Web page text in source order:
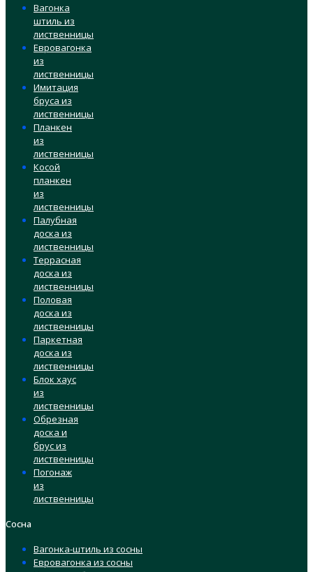
Вагонка
штиль из
лиственницы
Евровагонка
из
лиственницы
Имитация
бруса из
лиственницы
Планкен
из
лиственницы
Косой
планкен
из
лиственницы
Палубная
доска из
лиственницы
Террасная
доска из
лиственницы
Половая
доска из
лиственницы
Паркетная
доска из
лиственницы
Блок хаус
из
лиственницы
Обрезная
доска и
брус из
лиственницы
Погонаж
из
лиственницы
Сосна
Вагонка-штиль из сосны
Евровагонка из сосны